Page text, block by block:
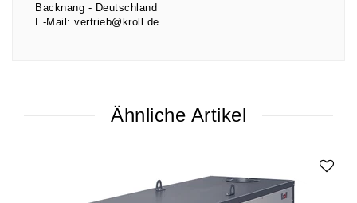
Backnang
Deutschland
E-Mail: vertrieb@kroll.de
Ähnliche Artikel